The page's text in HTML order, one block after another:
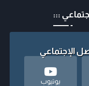
:::
الإجتماعي
يوتيوب